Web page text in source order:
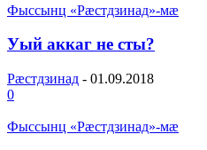
Фыссынц «Рæстдзинад»-мæ
Уый аккаг не сты?
Рæстдзинад - 01.09.2018
0
Фыссынц «Рæстдзинад»-мæ